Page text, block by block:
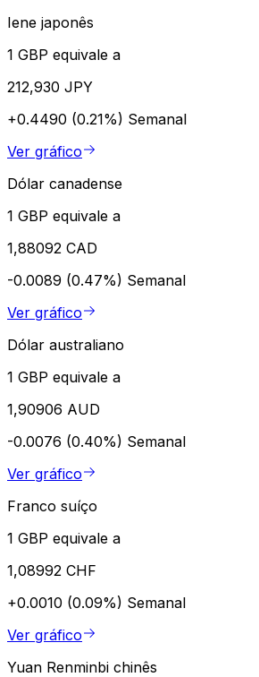
Iene japonês
1 GBP equivale a
212,930 JPY
+0.4490 (0.21%) Semanal
Ver gráfico
Dólar canadense
1 GBP equivale a
1,88092 CAD
-0.0089 (0.47%) Semanal
Ver gráfico
Dólar australiano
1 GBP equivale a
1,90906 AUD
-0.0076 (0.40%) Semanal
Ver gráfico
Franco suíço
1 GBP equivale a
1,08992 CHF
+0.0010 (0.09%) Semanal
Ver gráfico
Yuan Renminbi chinês